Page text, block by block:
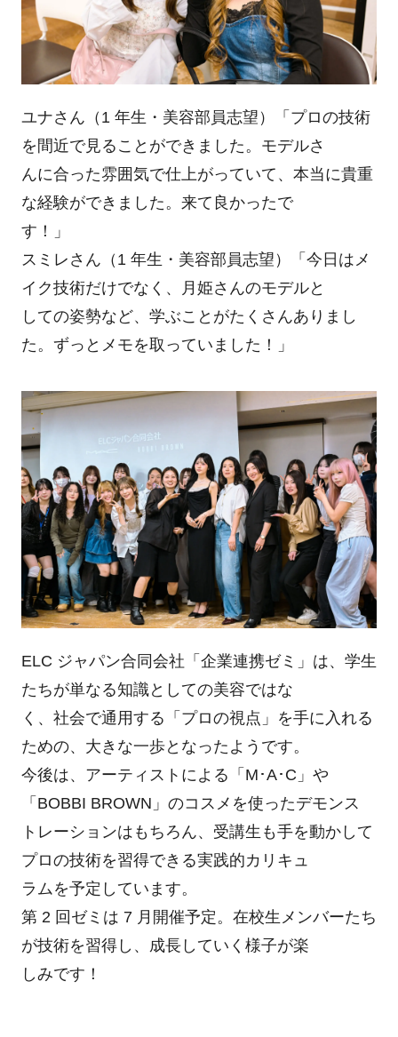
ユナさん（1 年生・美容部員志望）「プロの技術
を間近で見ることができました。モデルさ
んに合った雰囲気で仕上がっていて、本当に貴重
な経験ができました。来て良かったで
す！」
スミレさん（1 年生・美容部員志望）「今日はメ
イク技術だけでなく、月姫さんのモデルと
しての姿勢など、学ぶことがたくさんありまし
た。ずっとメモを取っていました！」
ELC ジャパン合同会社「企業連携ゼミ」は、学生
たちが単なる知識としての美容ではな
く、社会で通用する「プロの視点」を手に入れる
ための、大きな一歩となったようです。
今後は、アーティストによる「M･A･C」や
「BOBBI BROWN」のコスメを使ったデモンス
トレーションはもちろん、受講生も手を動かして
プロの技術を習得できる実践的カリキュ
ラムを予定しています。
第 2 回ゼミは 7 月開催予定。在校生メンバーたち
が技術を習得し、成長していく様子が楽
しみです！